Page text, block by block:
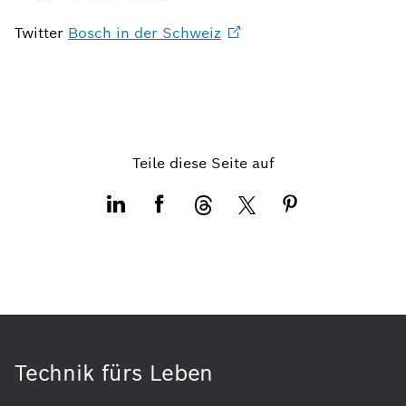
Twitter Bosch in der Schweiz
Teile diese Seite auf
Technik fürs Leben